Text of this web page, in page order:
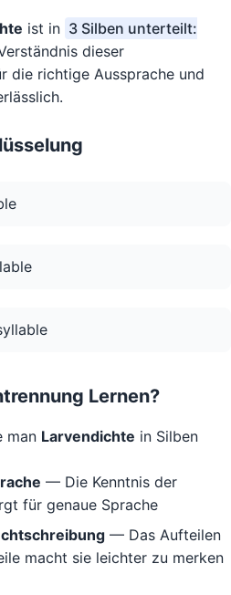
ist in 3 Silben unterteilt:
dieser
die richtige Aussprache und
Lernen?
man Larvendichte in Silben
— Die Kenntnis der
für genaue Sprache
— Das Aufteilen
macht sie leichter zu merken